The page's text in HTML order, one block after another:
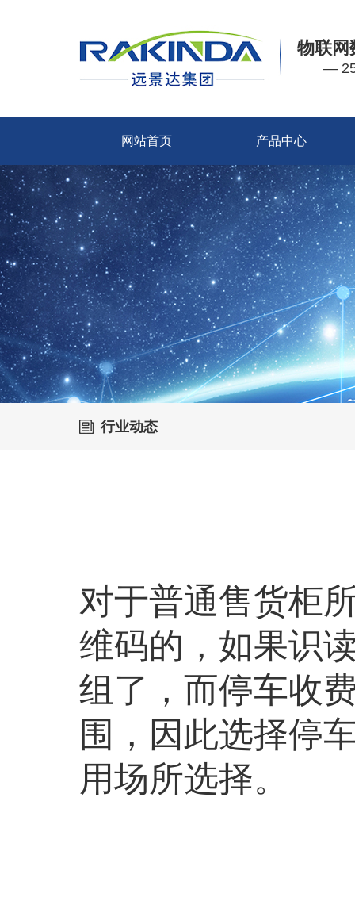
物联网
—
网站首页 产品中心
行业动态
对于普通售货柜
维码的，如果识
组了，而停车收
围，因此选择停
用场所选择。